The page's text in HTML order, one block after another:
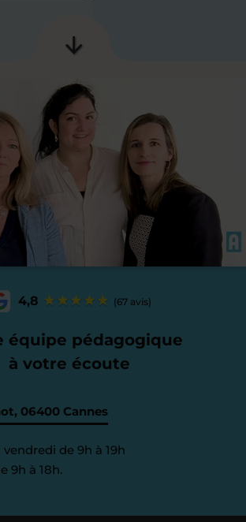
4,8 (67 avis)
équipe pédagogique
à votre écoute
06400 Cannes
de 9h à 19h
9h à 18h.